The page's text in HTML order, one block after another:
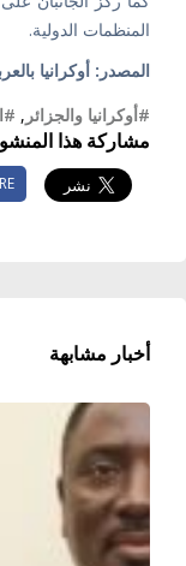
المنظمات الدولية.
المصدر: أوكرانيا
#أوكرانيا والجزائر ,
مشاركة هذا
أخبار مشابهة